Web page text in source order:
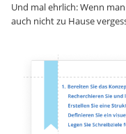
Und mal ehrlich: Wenn
auch nicht zu Hause